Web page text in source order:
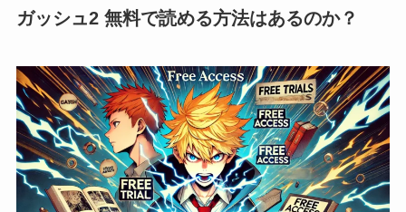
ガッシュ2 無料で読める方法はあるのか？